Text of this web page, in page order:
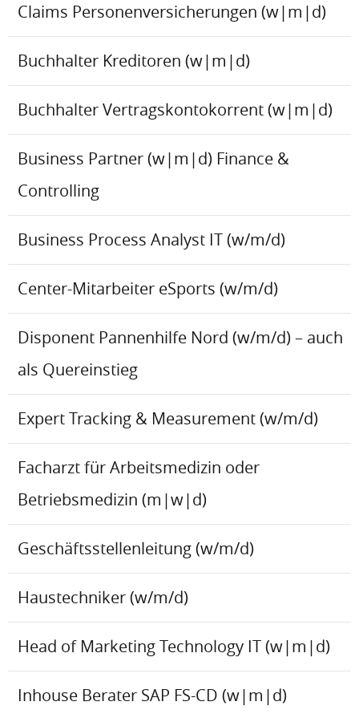
Claims Personenversicherungen (w|m|d)
Buchhalter Kreditoren (w|m|d)
Buchhalter Vertragskontokorrent (w|m|d)
Business Partner (w|m|d) Finance &
Controlling
Business Process Analyst IT (w/m/d)
Center-Mitarbeiter eSports (w/m/d)
Disponent Pannenhilfe Nord (w/m/d) – auch
als Quereinstieg
Expert Tracking & Measurement (w/m/d)
Facharzt für Arbeitsmedizin oder
Betriebsmedizin (m|w|d)
Geschäftsstellenleitung (w/m/d)
Haustechniker (w/m/d)
Head of Marketing Technology IT (w|m|d)
Inhouse Berater SAP FS-CD (w|m|d)